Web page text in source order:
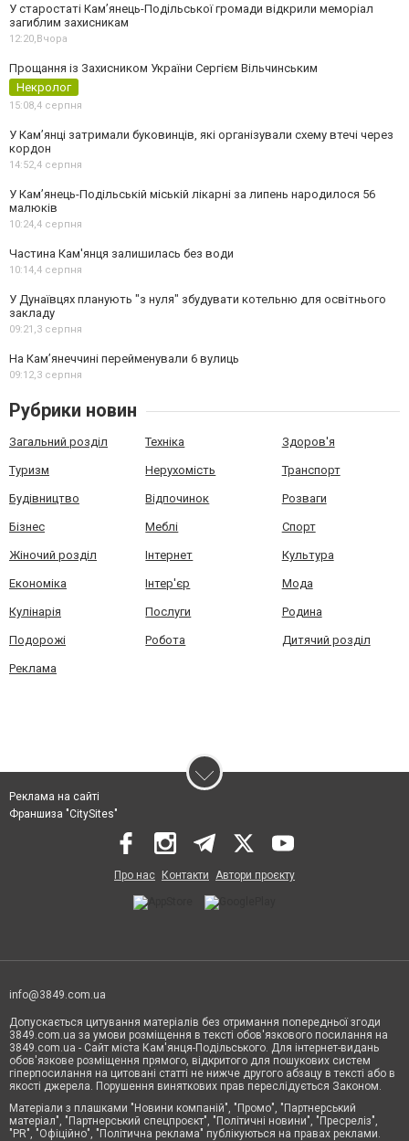
У старостаті Кам’янець-Подільської громади відкрили меморіал
загиблим захисникам
12:20,Вчора
Прощання із Захисником України Сергієм Вільчинським
Некролог
15:08,4 серпня
У Кам’янці затримали буковинців, які організували схему втечі через
кордон
14:52,4 серпня
У Кам’янець-Подільській міській лікарні за липень народилося 56
малюків
10:24,4 серпня
Частина Кам'янця залишилась без води
10:14,4 серпня
У Дунаївцях планують "з нуля" збудувати котельню для освітнього
закладу
09:21,3 серпня
На Камʼянеччині перейменували 6 вулиць
09:12,3 серпня
Рубрики новин
Загальний розділ Техніка Здоров'я
Туризм Нерухомість Транспорт
Будівництво Відпочинок Розваги
Бізнес Меблі Спорт
Жіночий розділ Інтернет Культура
Економіка Інтер'єр Мода
Кулінарія Послуги Родина
Подорожі Робота Дитячий розділ
Реклама
Реклама на сайті
Франшиза "CitySites"
Про нас Контакти Автори проєкту
info@3849.com.ua
Допускається цитування матеріалів без отримання попередньої згоди
3849.com.ua за умови розміщення в тексті обов'язкового посилання на
3849.com.ua - Сайт міста Кам'янця-Подільського. Для інтернет-видань
обов'язкове розміщення прямого, відкритого для пошукових систем
гіперпосилання на цитовані статті не нижче другого абзацу в тексті або в
якості джерела. Порушення виняткових прав переслідується Законом.
Матеріали з плашками "Новини компаній", "Промо", "Партнерський
матеріал", "Партнерський спецпроєкт", "Політичні новини", "Пресреліз",
"PR", "Офіційно", "Політична реклама" публікуються на правах реклами.